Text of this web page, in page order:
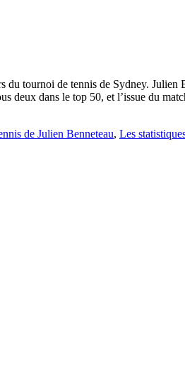
tournoi de tennis de Sydney. Julien
deux dans le top 50, et l’issue du
de Julien Benneteau, Les